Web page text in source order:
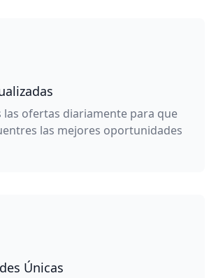
las ofertas diariamente para que
las mejores oportunidades
Únicas